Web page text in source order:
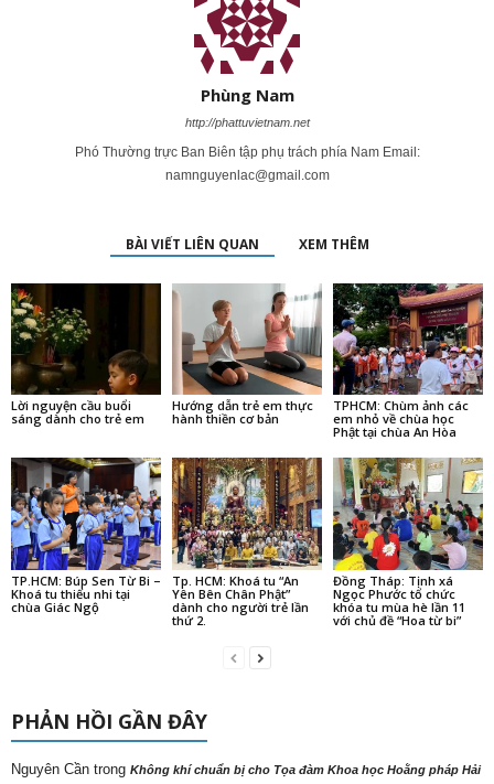
Phùng Nam
http://phattuvietnam.net
Phó Thường trực Ban Biên tập phụ trách phía Nam Email:
namnguyenlac@gmail.com
BÀI VIẾT LIÊN QUAN XEM THÊM
Lời nguyện cầu buổi
sáng dành cho trẻ em
Hướng dẫn trẻ em thực
hành thiền cơ bản
TPHCM: Chùm ảnh các
em nhỏ về chùa học
Phật tại chùa An Hòa
TP.HCM: Búp Sen Từ Bi –
Khoá tu thiếu nhi tại
chùa Giác Ngộ
Tp. HCM: Khoá tu “An
Yên Bên Chân Phật”
dành cho người trẻ lần
thứ 2.
Đồng Tháp: Tịnh xá
Ngọc Phước tổ chức
khóa tu mùa hè lần 11
với chủ đề “Hoa từ bi”
PHẢN HỒI GẦN ĐÂY
Nguyên Cần trong Không khí chuẩn bị cho Tọa đàm Khoa học Hoằng pháp Hải